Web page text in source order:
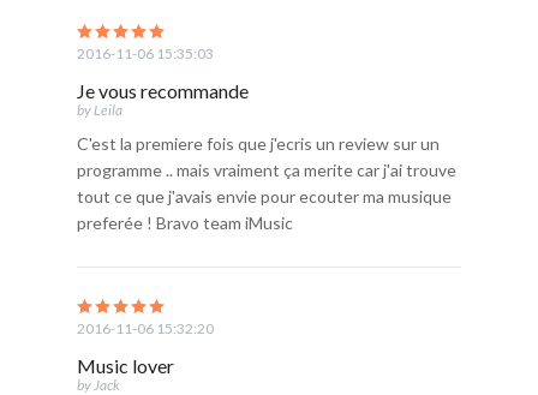
2016-11-06 15:35:03
Je vous recommande
by Leila
C'est la premiere fois que j'ecris un review sur un
programme .. mais vraiment ça merite car j'ai trouve
tout ce que j'avais envie pour ecouter ma musique
preferée ! Bravo team iMusic
2016-11-06 15:32:20
Music lover
by Jack